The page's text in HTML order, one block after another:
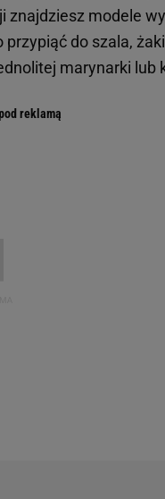
znajdziesz modele
do szala,
marynarki lub